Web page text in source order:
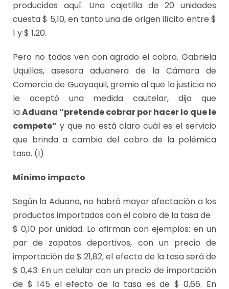
producidas aquí. Una cajetilla de 20 unidades
cuesta $ 5,10, en tanto una de origen ilícito entre $
1 y $ 1,20.
Pero no todos ven con agrado el cobro. Gabriela
Uquillas, asesora aduanera de la Cámara de
Comercio de Guayaquil, gremio al que la justicia no
le aceptó una medida cautelar, dijo que
laAduana “pretende cobrar por hacer lo que le
compete” y que no está claro cuál es el servicio
que brinda a cambio del cobro de la polémica
tasa. (I)
Mínimo impacto
Según la Aduana, no habrá mayor afectación a los
productos importados con el cobro de la tasa de
$ 0,10 por unidad. Lo afirman con ejemplos: en un
par de zapatos deportivos, con un precio de
importación de $ 21,82, el efecto de la tasa será de
$ 0,43. En un celular con un precio de importación
de $ 145 el efecto de la tasa es de $ 0,66. En